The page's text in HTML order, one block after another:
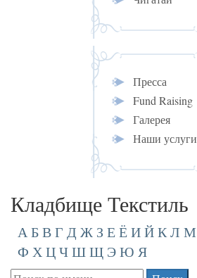
Пресса
Fund Raising
Галерея
Наши услуги
Кладбище Текстиль
АБВГ Д Ж З ЕЁИЙКЛ М
Ф ХЦЧШЩ ЭЮ Я